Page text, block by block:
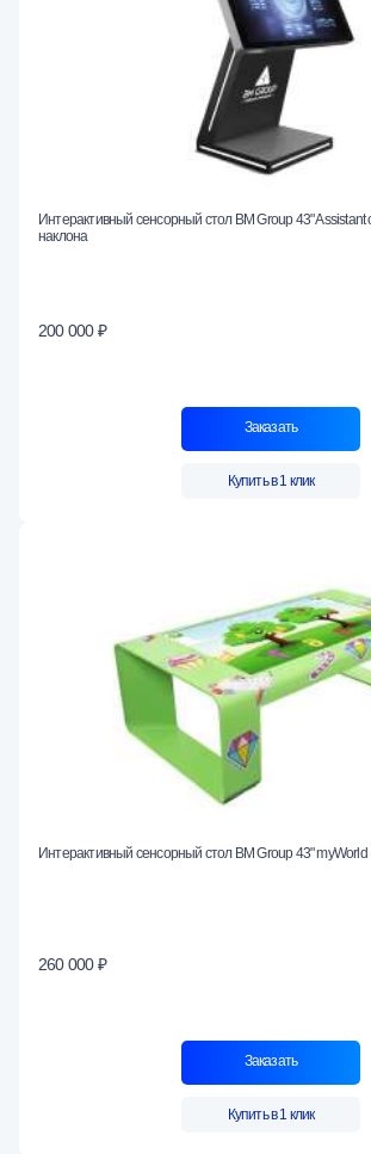
Интерактивный сенсорный стол BM Group 43" Assistant
наклона
200 000 ₽
Заказать
Купить в 1 клик
Интерактивный сенсорный стол BM Group 43" myWorld
260 000 ₽
Заказать
Купить в 1 клик